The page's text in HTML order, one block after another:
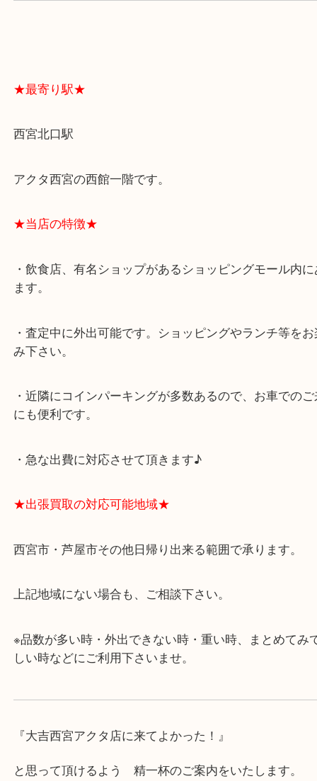
スタッフと直接お話したい方はこちら↓
よくあるご質問はこちら↓
★最寄り駅★